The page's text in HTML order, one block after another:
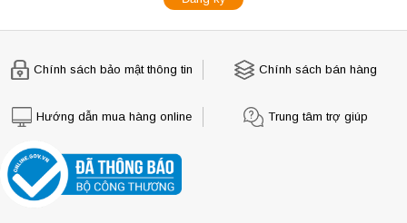
Chính sách bảo mật thông tin Chính sách bán hàng
Hướng dẫn mua hàng online Trung tâm trợ giúp